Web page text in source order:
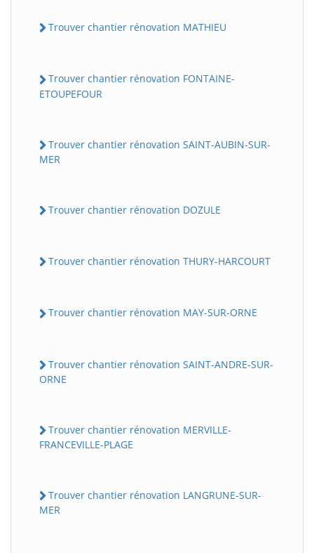
Trouver chantier rénovation MATHIEU
Trouver chantier rénovation FONTAINE-
ETOUPEFOUR
Trouver chantier rénovation SAINT-AUBIN-SUR-
MER
Trouver chantier rénovation DOZULE
Trouver chantier rénovation THURY-HARCOURT
Trouver chantier rénovation MAY-SUR-ORNE
Trouver chantier rénovation SAINT-ANDRE-SUR-
ORNE
Trouver chantier rénovation MERVILLE-
FRANCEVILLE-PLAGE
Trouver chantier rénovation LANGRUNE-SUR-
MER